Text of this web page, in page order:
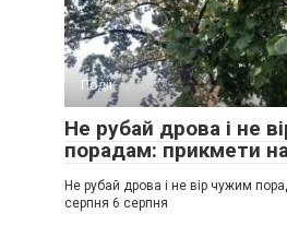
Події
Не рубай дрова і не
порадам: прикмети
Не рубай дрова і не вір чужим
серпня 6 серпня